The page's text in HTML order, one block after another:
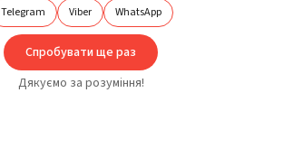
Telegram Viber WhatsApp
Спробувати ще раз
Дякуємо за розуміння!